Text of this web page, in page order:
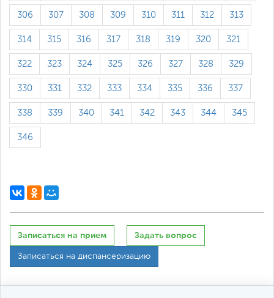
306 307 308 309 310 311 312 313
314 315 316 317 318 319 320 321
322 323 324 325 326 327 328 329
330 331 332 333 334 335 336 337
338 339 340 341 342 343 344 345
346
Записаться на прием Задать вопрос
Записаться на диспансеризацию